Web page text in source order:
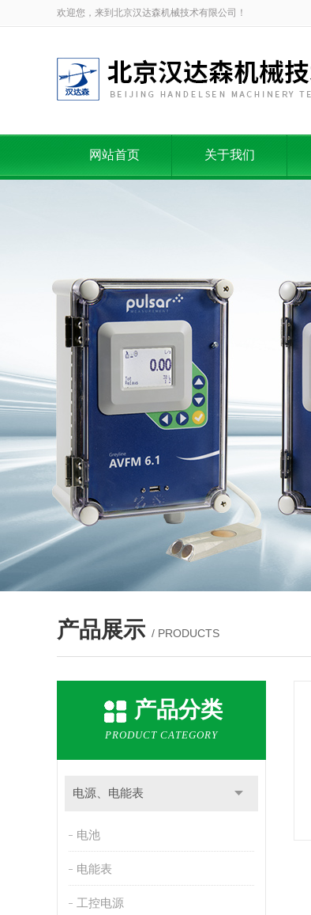
欢迎您，来到北京汉达森机械技术有限公司！
网站首页 关于我们
产品展示 / PRODUCTS
产品分类
PRODUCT CATEGORY
电源、电能表
电池
电能表
工控电源